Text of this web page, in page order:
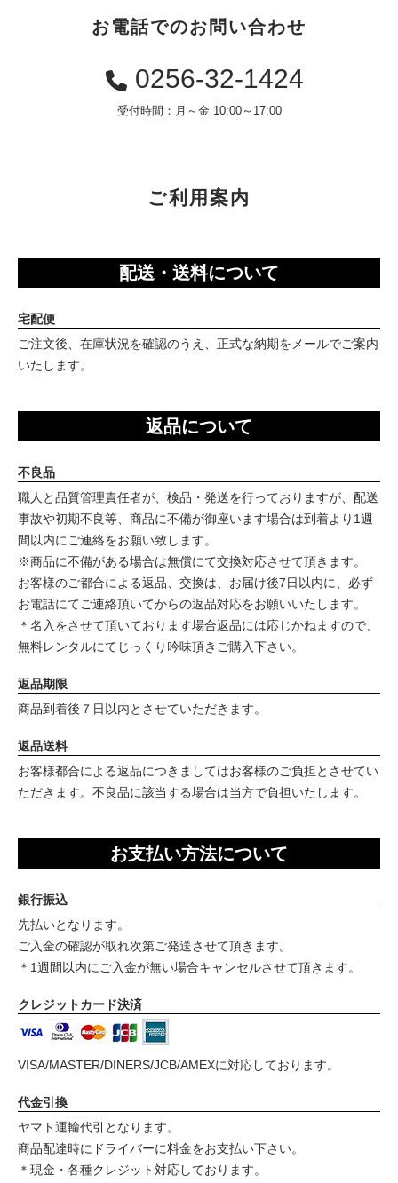
お電話でのお問い合わせ
0256-32-1424
受付時間：月～金 10:00～17:00
ご利用案内
配送・送料について
宅配便
ご注文後、在庫状況を確認のうえ、正式な納期をメールでご案内
いたします。
返品について
不良品
職人と品質管理責任者が、検品・発送を行っておりますが、配送
事故や初期不良等、商品に不備が御座います場合は到着より1週
間以内にご連絡をお願い致します。
※商品に不備がある場合は無償にて交換対応させて頂きます。
お客様のご都合による返品、交換は、お届け後7日以内に、必ず
お電話にてご連絡頂いてからの返品対応をお願いいたします。
＊名入をさせて頂いております場合返品には応じかねますので、
無料レンタルにてじっくり吟味頂きご購入下さい。
返品期限
商品到着後７日以内とさせていただきます。
返品送料
お客様都合による返品につきましてはお客様のご負担とさせてい
ただきます。不良品に該当する場合は当方で負担いたします。
お支払い方法について
銀行振込
先払いとなります。
ご入金の確認が取れ次第ご発送させて頂きます。
＊1週間以内にご入金が無い場合キャンセルさせて頂きます。
クレジットカード決済
VISA/MASTER/DINERS/JCB/AMEXに対応しております。
代金引換
ヤマト運輸代引となります。
商品配達時にドライバーに料金をお支払い下さい。
＊現金・各種クレジット対応しております。